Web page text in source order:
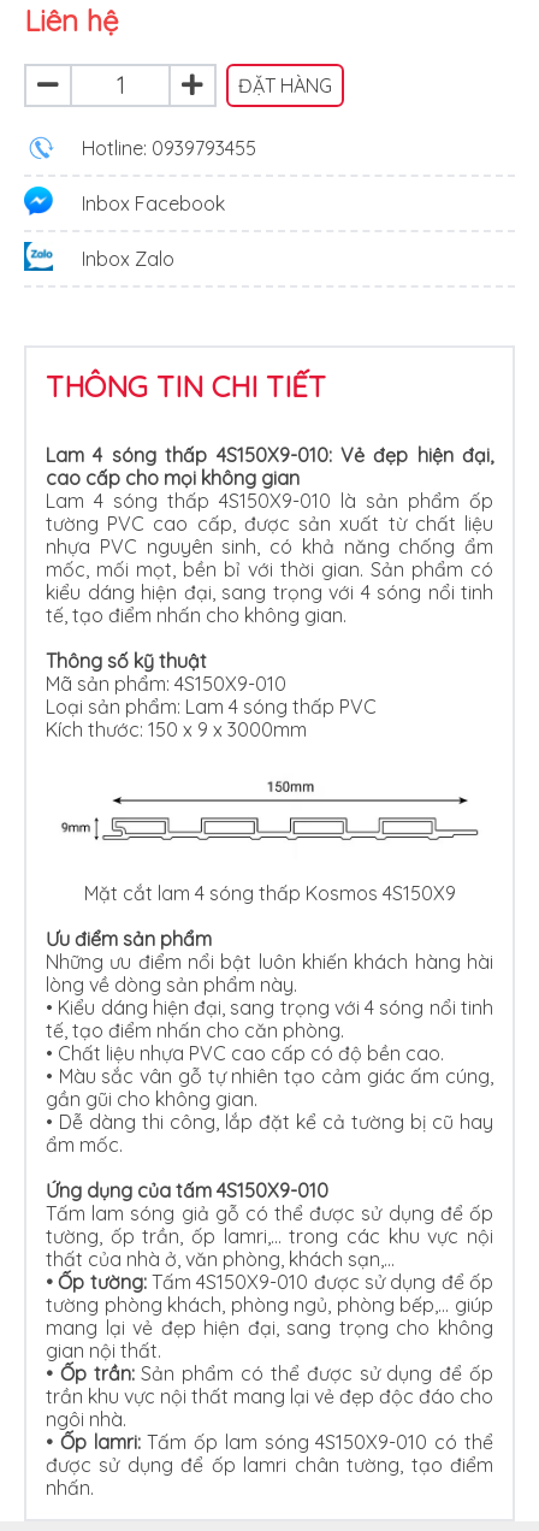
Liên hệ
ĐẶT HÀNG
Hotline: 0939793455
Inbox Facebook
Inbox Zalo
THÔNG TIN CHI TIẾT
Lam 4 sóng thấp 4S150X9-010: Vẻ đẹp hiện đại,
cao cấp cho mọi không gian
Lam 4 sóng thấp 4S150X9-010 là sản phẩm ốp
tường PVC cao cấp, được sản xuất từ chất liệu
nhựa PVC nguyên sinh, có khả năng chống ẩm
mốc, mối mọt, bền bỉ với thời gian. Sản phẩm có
kiểu dáng hiện đại, sang trọng với 4 sóng nổi tinh
tế, tạo điểm nhấn cho không gian.
Thông số kỹ thuật
Mã sản phẩm: 4S150X9-010
Loại sản phẩm: Lam 4 sóng thấp PVC
Kích thước: 150 x 9 x 3000mm
Mặt cắt lam 4 sóng thấp Kosmos 4S150X9
Ưu điểm sản phẩm
Những ưu điểm nổi bật luôn khiến khách hàng hài
lòng về dòng sản phẩm này.
• Kiểu dáng hiện đại, sang trọng với 4 sóng nổi tinh
tế, tạo điểm nhấn cho căn phòng.
• Chất liệu nhựa PVC cao cấp có độ bền cao.
• Màu sắc vân gỗ tự nhiên tạo cảm giác ấm cúng,
gần gũi cho không gian.
• Dễ dàng thi công, lắp đặt kể cả tường bị cũ hay
ẩm mốc.
Ứng dụng của tấm 4S150X9-010
Tấm lam sóng giả gỗ có thể được sử dụng để ốp
tường, ốp trần, ốp lamri,… trong các khu vực nội
thất của nhà ở, văn phòng, khách sạn,…
•Ốp tường:Tấm 4S150X9-010 được sử dụng để ốp
tường phòng khách, phòng ngủ, phòng bếp,… giúp
mang lại vẻ đẹp hiện đại, sang trọng cho không
gian nội thất.
• Ốp trần:Sản phẩm có thể được sử dụng để ốp
trần khu vực nội thất mang lại vẻ đẹp độc đáo cho
ngôi nhà.
• Ốp lamri:Tấm ốp lam sóng 4S150X9-010 có thể
được sử dụng để ốp lamri chân tường, tạo điểm
nhấn.